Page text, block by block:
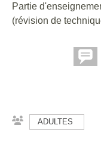
Partie
(révision de
ADULTES